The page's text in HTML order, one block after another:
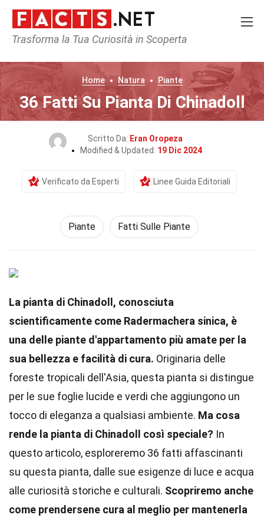
Trasforma la Tua Curiosità in Scoperta
Home Natura Piante
36 Fatti Su Pianta Di Chinadoll
Scritto Da: Eran Oropeza
Modified & Updated: 19 Dic 2024
Verificato da Esperti Linee Guida Editoriali
Piante Fatti Sulle Piante
La pianta di Chinadoll, conosciuta
scientificamente come Radermachera sinica, è
una delle piante d'appartamento più amate per la
sua bellezza e facilità di cura. Originaria delle
foreste tropicali dell'Asia, questa pianta si distingue
per le sue foglie lucide e verdi che aggiungono un
tocco di eleganza a qualsiasi ambiente. Ma cosa
rende la pianta di Chinadoll così speciale? In
questo articolo, esploreremo 36 fatti affascinanti
su questa pianta, dalle sue esigenze di luce e acqua
alle curiosità storiche e culturali. Scopriremo anche
come prendersene cura al meglio per mantenerla